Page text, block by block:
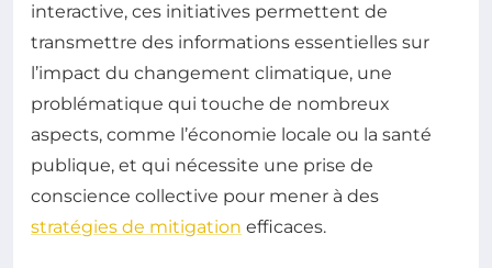
interactive, ces initiatives permettent de
transmettre des informations essentielles sur
l’impact du changement climatique, une
problématique qui touche de nombreux
aspects, comme l’économie locale ou la santé
publique, et qui nécessite une prise de
conscience collective pour mener à des
stratégies de mitigation efficaces.